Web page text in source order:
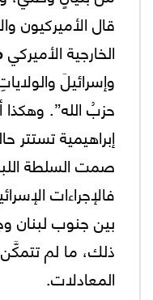
قال الأميركيون
الخارجية الأميركي
وإسرائيلَ
حزبُ الله”. وهكذا
إبراهيمية تستتر
صمت السلطة
فالإجراءات
بين جنوب لبنان
ذلك، ما لم
المعادلات.